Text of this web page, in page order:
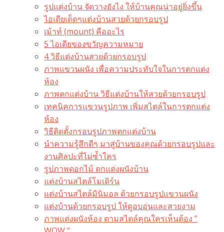
รูปแต่งบ้าน จัดวางยังไง ให้บ้านคุณน่าอยู่ยิ่งขึ้น
ไอเดียเด็ดๆแต่งบ้านสวยด้วยกรอบรูป
เม้าท์ (mount) คืออะไร​
5 ไอเดียของขวัญความหมาย
4 วิธีแต่งบ้านสวยด้วยกรอบรูป
ภาพแขวนผนัง เพื่อความประทับใจในการตกแต่ง
ห้อง
ภาพตกแต่งบ้าน วิธีแต่งบ้านให้สวยด้วยกรอบรูป
เทคนิคการแขวนรูปภาพ เพิ่มสไตล์ในการตกแต่ง
ห้อง
วิธีติดตั้งกรอบรูปภาพตกแต่งบ้าน
นำความรู้สึกดีๆ มาสู่บ้านของคุณด้วยกรอบรูปและ
งานศิลปะที่ไม่ซ้ำใคร
รูปภาพดอกไม้ ตกแต่งผนังบ้าน
แต่งบ้านสไตล์โมเดิร์น
แต่งบ้านสไตล์มินิมอล ด้วยกรอบรูปแขวนผนัง
แต่งบ้านด้วยกรอบรูป ให้ดูอบอุ่นและสวยงาม
ภาพแต่งผนังห้อง ตามสไตล์คุณใครเห็นต้อง ”